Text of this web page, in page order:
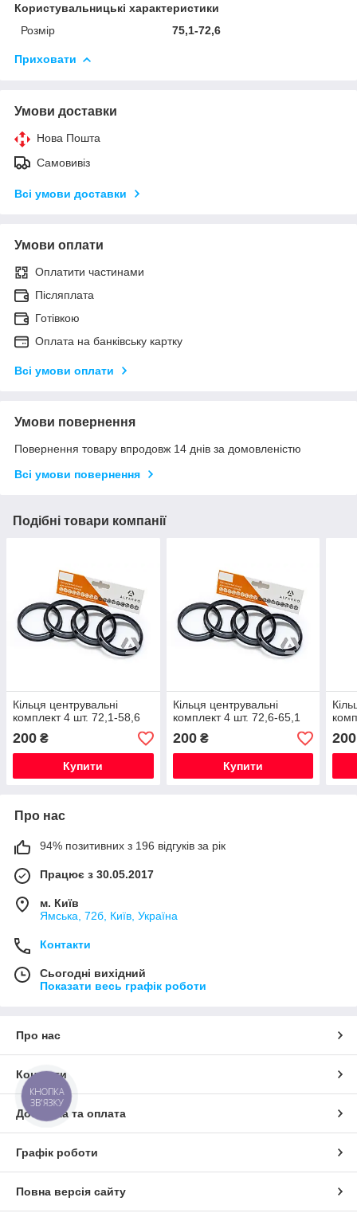
Користувальницькі характеристики
Розмір
75,1-72,6
Приховати
Умови доставки
Нова Пошта
Самовивіз
Всі умови доставки
Умови оплати
Оплатити частинами
Післяплата
Готівкою
Оплата на банківську картку
Всі умови оплати
Умови повернення
Повернення товару впродовж 14 днів за домовленістю
Всі умови повернення
Подібні товари компанії
Кільця центрувальні
комплект 4 шт. 72,1-58,6
200 ₴
Купити
Кільця центрувальні
комплект 4 шт. 72,6-65,1
200₴
Купити
200
Про нас
94% позитивних з 196 відгуків за рік
Працює з 30.05.2017
м. Київ
Ямська, 72б, Київ, Україна
Контакти
Сьогодні вихідний
Показати весь графік роботи
Про нас
Контакти
Доставка та оплата
Графік роботи
Повна версія сайту
КНОПКА
ЗВ'ЯЗКУ